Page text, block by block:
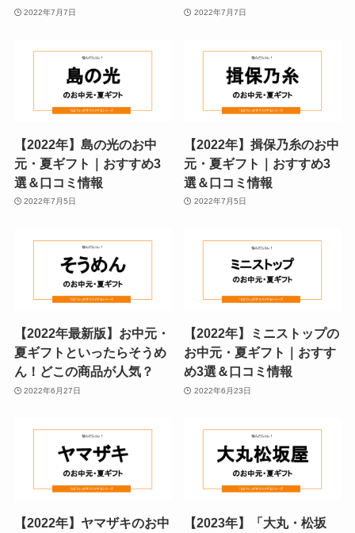
2022年7月7日 2022年7月7日
【2022年】島の光のお中
元・夏ギフト｜おすすめ3
選＆口コミ情報
2022年7月5日
【2022年】揖保乃糸のお中
元・夏ギフト｜おすすめ3
選＆口コミ情報
2022年7月5日
【2022年最新版】お中元・
夏ギフトといったらそうめ
ん！どこの商品が人気？
2022年6月27日
【2022年】ミニストップの
お中元・夏ギフト｜おすす
め3選＆口コミ情報
2022年6月23日
【2022年】ヤマザキのお中
【2023年】「大丸・松坂